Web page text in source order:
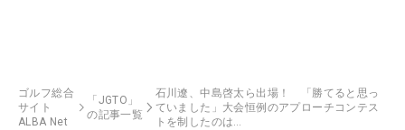
ゴルフ総合
サイト
ALBA Net
「JGTO」
の記事一覧
石川遼、中島啓太ら出場！ 「勝てると思っ
ていました」大会恒例のアプローチコンテス
トを制したのは…